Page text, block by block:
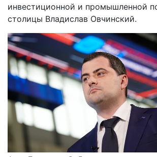
инвестиционной и промышленной
столицы Владислав Овчинский.